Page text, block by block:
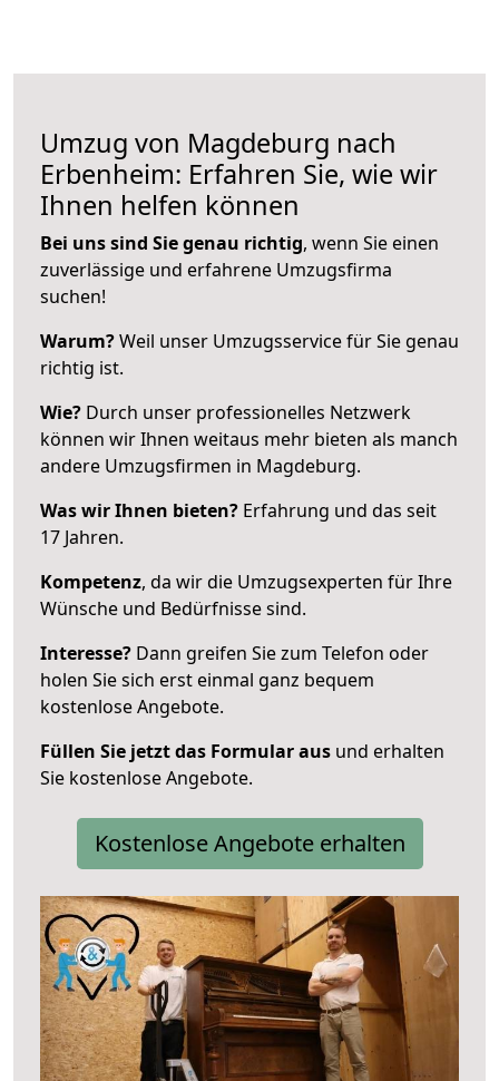
Umzug von Magdeburg nach
Erbenheim: Erfahren Sie, wie wir
Ihnen helfen können
Bei uns sind Sie genau richtig, wenn Sie einen
zuverlässige und erfahrene Umzugsfirma
suchen!
Warum?Weil unser Umzugsservice für Sie genau
richtig ist.
Wie? Durch unser professionelles Netzwerk
können wir Ihnen weitaus mehr bieten als manch
andere Umzugsfirmen in Magdeburg.
Was wir Ihnen bieten? Erfahrung und das seit
17 Jahren.
Kompetenz, da wir die Umzugsexperten für Ihre
Wünsche und Bedürfnisse sind.
Interesse? Dann greifen Sie zum Telefon oder
holen Sie sich erst einmal ganz bequem
kostenlose Angebote.
Füllen Sie jetzt das Formular aus und erhalten
Sie kostenlose Angebote.
Kostenlose Angebote erhalten